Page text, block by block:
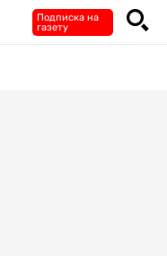
Подписка на
газету